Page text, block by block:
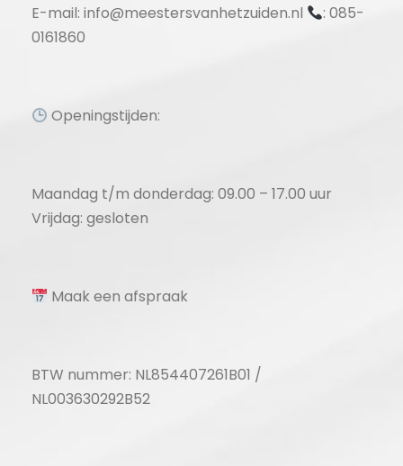
E-mail: info@meestersvanhetzuiden.nl
: 085-
0161860
Openingstijden:
Maandag t/m donderdag: 09.00 – 17.00 uur
Vrijdag: gesloten
Maak een afspraak
BTW nummer: NL854407261B01 /
NL003630292B52